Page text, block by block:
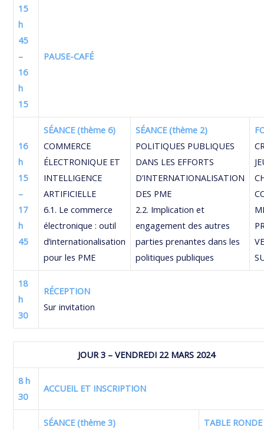
15
h
45
–
16
h
15
PAUSE-CAFÉ
16
h
15
–
17
h
45
SÉANCE (thème 6)
COMMERCE
ÉLECTRONIQUE ET
INTELLIGENCE
ARTIFICIELLE
6.1. Le commerce
électronique : outil
d’internationalisation
pour les PME
SÉANCE (thème 2)
POLITIQUES PUBLIQUES
DANS LES EFFORTS
D’INTERNATIONALISATION
DES PME
2.2. Implication et
engagement des autres
parties prenantes dans les
politiques publiques
18
h
30
RÉCEPTION
Sur invitation
JOUR 3 – VENDREDI 22 MARS 2024
8 h
30
ACCUEIL ET INSCRIPTION
SÉANCE (thème 3) TABLE RONDE